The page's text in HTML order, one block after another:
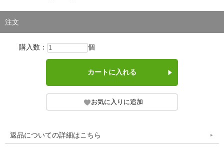
注文
購入数： 個
返品についての詳細はこちら